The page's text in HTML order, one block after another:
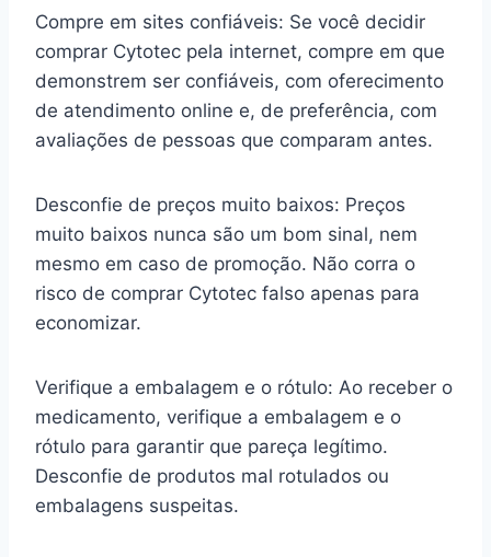
Compre em sites confiáveis: Se você decidir
comprar Cytotec pela internet, compre em que
demonstrem ser confiáveis, com oferecimento
de atendimento online e, de preferência, com
avaliações de pessoas que comparam antes.
Desconfie de preços muito baixos: Preços
muito baixos nunca são um bom sinal, nem
mesmo em caso de promoção. Não corra o
risco de comprar Cytotec falso apenas para
economizar.
Verifique a embalagem e o rótulo: Ao receber o
medicamento, verifique a embalagem e o
rótulo para garantir que pareça legítimo.
Desconfie de produtos mal rotulados ou
embalagens suspeitas.